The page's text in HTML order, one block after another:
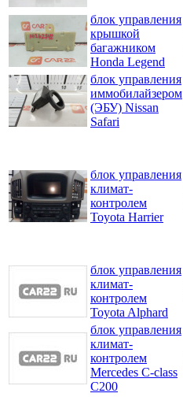
блок управления
крышкой
багажником
Honda Legend
блок управления
иммобилайзером
(ЭБУ) Nissan
Safari
блок управления
климат-
контролем
Toyota Harrier
блок управления
климат-
контролем
Toyota Alphard
блок управления
климат-
контролем
Mercedes C-class
C200